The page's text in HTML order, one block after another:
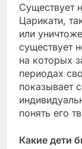
Существует
Царикати,
или
существует
на которых
периодах
показывает
понять его
Какие дети